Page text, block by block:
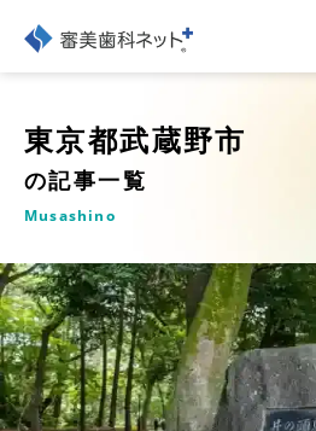
東京都武蔵野市
の記事一覧
Musashino